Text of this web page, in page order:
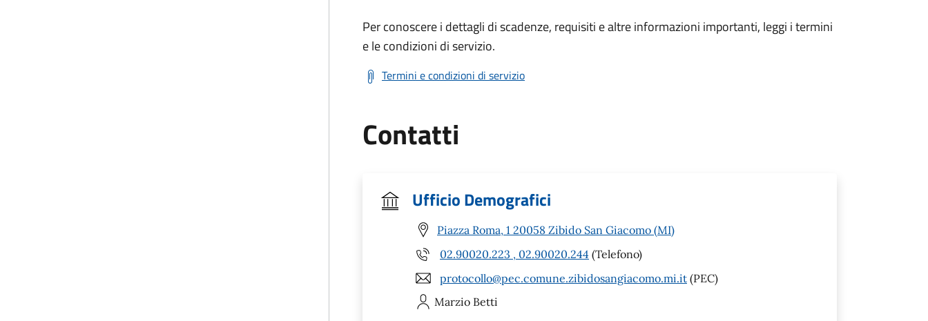
Per conoscere i dettagli di scadenze, requisiti e altre informazioni importanti, leggi i termini
e le condizioni di servizio.
Termini e condizioni di servizio
Contatti
Ufficio Demografici
Piazza Roma, 1 20058 Zibido San Giacomo (MI)
02.90020.223 , 02.90020.244 (Telefono)
protocollo@pec.comune.zibidosangiacomo.mi.it (PEC)
Marzio Betti